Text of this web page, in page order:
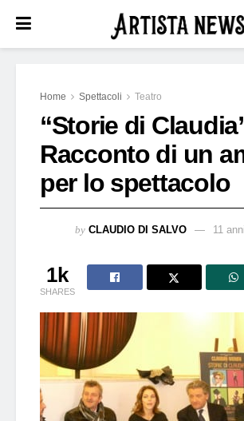
Home Spettacoli Teatro
“Storie di
Racconto di un
per lo spettacolo
by CLAUDIO DI SALVO 11
1k
SHARES